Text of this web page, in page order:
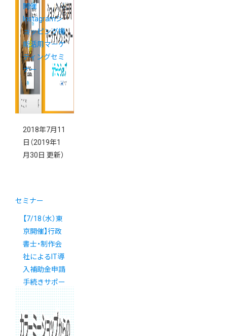
開催
Instagramシ
ョッピング機
能活用マーケ
ティングセミ
ナー
2018年7月11
日 （2019年1
月30日 更新）
セミナー
【7/18（水）東
京開催】行政
書士・制作会
社によるIT導
入補助金申請
手続きサポー
トセミナー